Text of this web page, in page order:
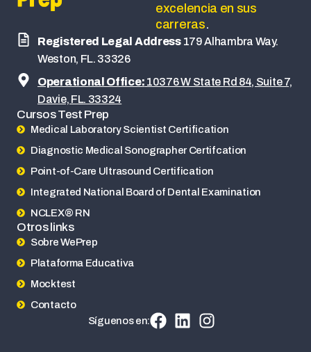
excelencia en sus
carreras.
Registered Legal Address179 Alhambra Way.
Weston, FL. 33326
Operational Office: 10376 W State Rd 84, Suite 7,
Davie, FL. 33324
Cursos Test Prep
Medical Laboratory Scientist Certification
Diagnostic Medical Sonographer Certifcation
Point-of-Care Ultrasound Certification
Integrated National Board of Dental Examination
NCLEX® RN
Otros links
Sobre WePrep
Plataforma Educativa
Mocktest
Contacto
Síguenos en: